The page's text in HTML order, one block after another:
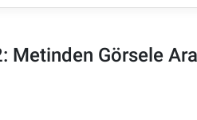
Metinden Görsele